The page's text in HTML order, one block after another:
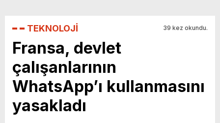
TEKNOLOJİ 39 kez okundu.
Fransa, devlet
çalışanlarının
WhatsApp’ı kullanmasını
yasakladı